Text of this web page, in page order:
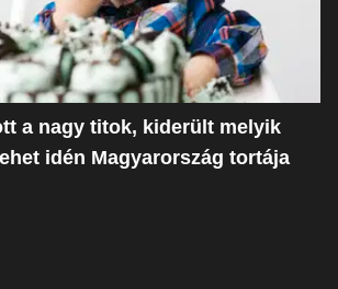
a nagy titok, kiderült melyik
idén Magyarország tortája